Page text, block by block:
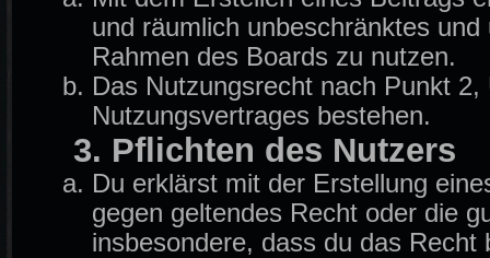
und räumlich unbeschränktes
Rahmen des Boards zu nutzen.
Das Nutzungsrecht nach Punkt
Nutzungsvertrages bestehen.
3. Pflichten des Nutzers
Du erklärst mit der Erstellung
gegen geltendes Recht oder die
insbesondere, dass du das